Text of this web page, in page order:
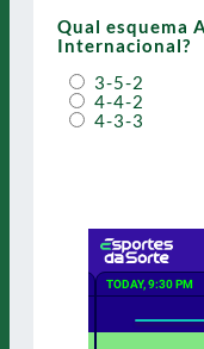
Qual esquema
Internacional?
3-5-2
4-4-2
4-3-3